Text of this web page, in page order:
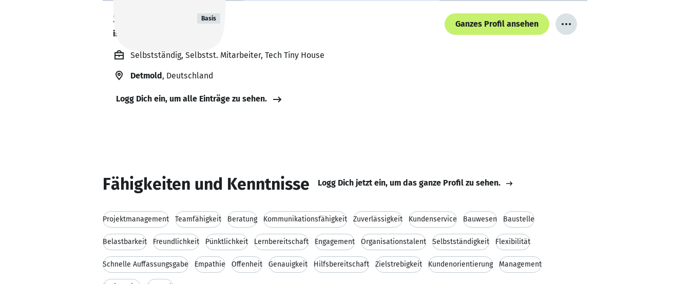
Sven Kmitta Basis
ist offen für Projekte. 🔎
Ganzes Profil ansehen
Selbstständig, Selbstst. Mitarbeiter, Tech Tiny House
Detmold, Deutschland
Logg Dich ein, um alle Einträge zu sehen.
Fähigkeiten und Kenntnisse Logg Dich jetzt ein, um das ganze Profil zu sehen.
Projektmanagement Teamfähigkeit Beratung Kommunikationsfähigkeit Zuverlässigkeit Kundenservice Bauwesen Baustelle
Belastbarkeit Freundlichkeit Pünktlichkeit Lernbereitschaft Engagement Organisationstalent Selbstständigkeit Flexibilität
Schnelle Auffassungsgabe Empathie Offenheit Genauigkeit Hilfsbereitschaft Zielstrebigkeit Kundenorientierung Management